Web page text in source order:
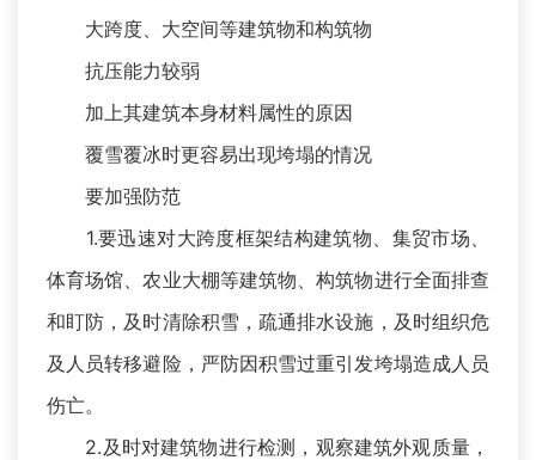
大跨度、大空间等建筑物和构筑物
抗压能力较弱
加上其建筑本身材料属性的原因
覆雪覆冰时更容易出现垮塌的情况
要加强防范
1.要迅速对大跨度框架结构建筑物、集贸市场、
体育场馆、农业大棚等建筑物、构筑物进行全面排查
和盯防，及时清除积雪，疏通排水设施，及时组织危
及人员转移避险，严防因积雪过重引发垮塌造成人员
伤亡。
2.及时对建筑物进行检测，观察建筑外观质量，